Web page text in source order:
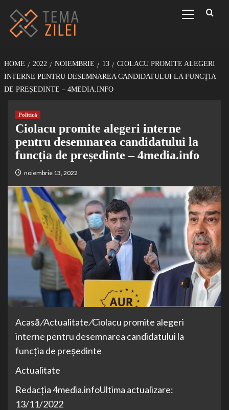
conținut
Menu
HOME 2022 NOIEMBRIE 13
CIOLACU PROMITE ALEGERI
INTERNE PENTRU DESEMNAREA CANDIDATULUI LA FUNCȚIA
DE PREȘEDINTE – 4MEDIA.INFO
Politică
Ciolacu promite alegeri interne
pentru desemnarea candidatului la
funcția de președinte – 4media.info
noiembrie 13, 2022
Acasă/Actualitate/Ciolacu promite alegeri
interne pentru desemnarea candidatului la
funcția de președinte
Actualitate
Redacția 4media.infoUltima actualizare:
13/11/2022